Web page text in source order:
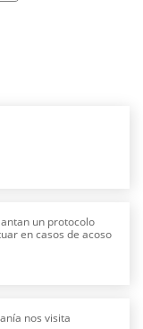
un protocolo
en casos de acoso
nos visita